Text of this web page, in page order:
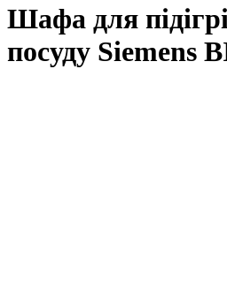
Шафа для
посуду Siemens